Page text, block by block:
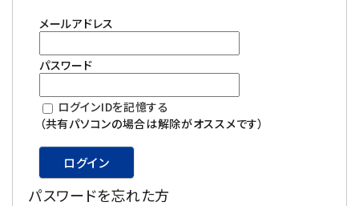
カテゴリから探す
冷凍食品
スイーツ
お菓子
メールアドレス
パスワード
ログインIDを記憶する
（共有パソコンの場合は解除がオススメです）
ログイン
パスワードを忘れた方